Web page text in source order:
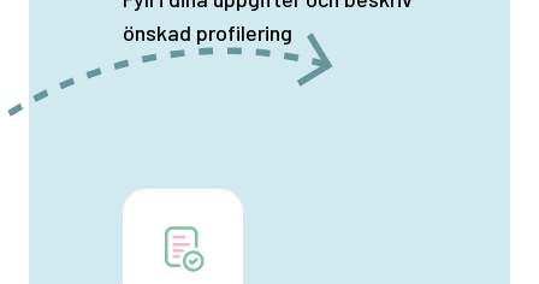
önskad profilering